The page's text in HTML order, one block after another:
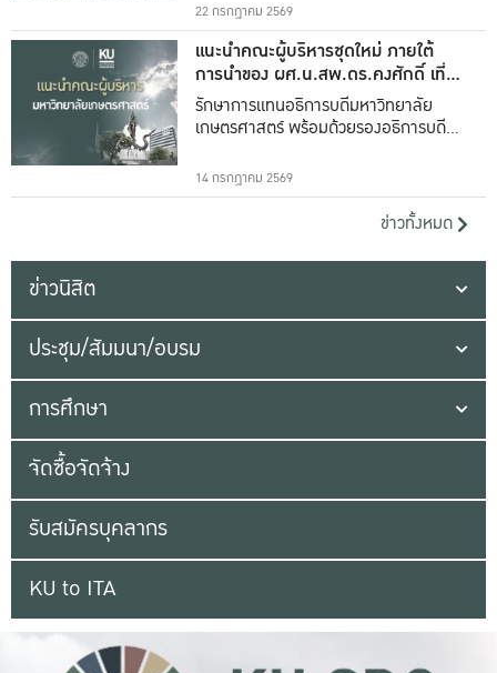
22 กรกฎาคม 2569
แนะนำคณะผู้บริหารชุดใหม่ ภายใต้
การนำของ ผศ.น.สพ.ดร.คงศักดิ์ เที่ยง
ธรรม
รักษาการแทนอธิการบดีมหาวิทยาลัย
เกษตรศาสตร์ พร้อมด้วยรองอธิการบดีทั้ง
14 กรกฎาคม 2569
ข่าวทั้งหมด
ข่าวนิสิต
ประชุม/สัมมนา/อบรม
การศึกษา
จัดซื้อจัดจ้าง
รับสมัครบุคลากร
KU to ITA